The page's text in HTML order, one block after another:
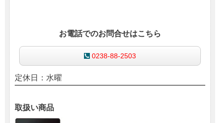
お電話でのお問合せはこちら
0238-88-2503
定休日：水曜
取扱い商品